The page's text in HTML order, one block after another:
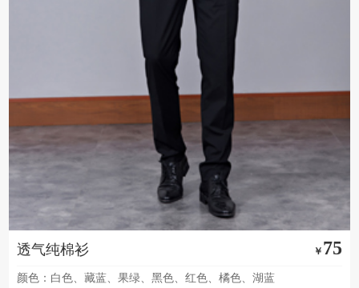
透气纯棉衫 ￥ 75
颜色：白色、藏蓝、果绿、黑色、红色、橘色、湖蓝